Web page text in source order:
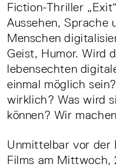
Fiction-Thriller
Aussehen, Sprache
Menschen
Geist, Humor. Wird
lebensechten
einmal möglich
wirklich? Was wird
können? Wir
Unmittelbar vor der
Films am Mittwoch,